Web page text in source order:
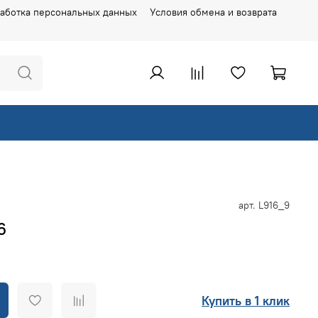
персональных данных Условия обмена и возврата
арт. L916_9
Купить в 1 клик